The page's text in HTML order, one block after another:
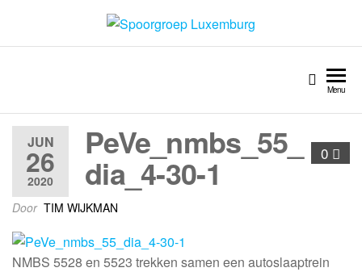
Spoorgroep Luxemburg
Menu
JUN
26
2020
0
PeVe_nmbs_55_
dia_4-30-1
Door TIM WIJKMAN
NMBS 5528 en 5523 trekken samen een autoslaaptrein